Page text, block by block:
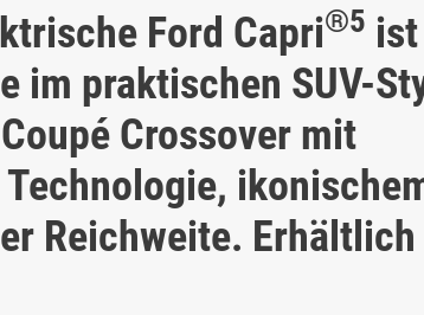
Ford Capri®5
im praktischen SUV-
Crossover mit
Reichweite.